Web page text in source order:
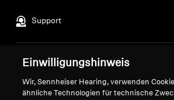
Support
Impressum
Globale Datenschutzrichtlinie
Allgemeine
Einwilligungshinweis
Wir, Sennheiser Hearing, verwenden
ähnliche Technologien für technische